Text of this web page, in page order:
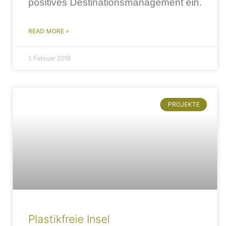
positives Destinationsmanagement ein.
READ MORE »
1. Februar 2019
PROJEKTE
Plastikfreie Insel